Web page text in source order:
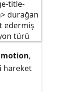
,
hareket